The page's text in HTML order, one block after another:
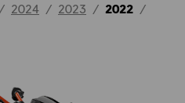
/ 2024 / 2023 / 2022 /